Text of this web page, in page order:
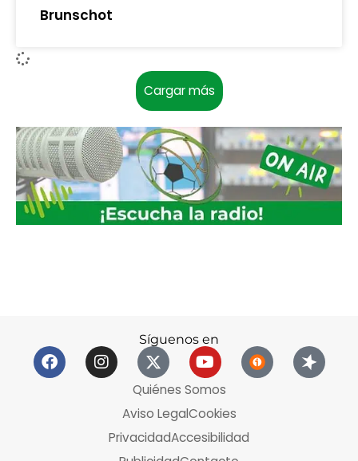
Brunschot
Cargar más
Síguenos en
Quiénes Somos
Aviso LegalCookies
PrivacidadAccesibilidad